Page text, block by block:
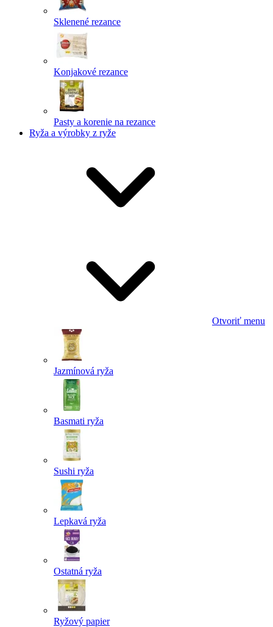
Sklenené rezance
Konjakové rezance
Pasty a korenie na rezance
Ryža a výrobky z ryže
Otvoriť menu
Jazmínová ryža
Basmati ryža
Sushi ryža
Lepkavá ryža
Ostatná ryža
Ryžový papier